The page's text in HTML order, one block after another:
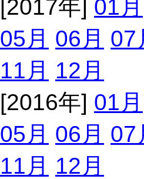
[2017年] 01月
05月 06月 07
11月 12月
[2016年] 01月
05月 06月 07
11月 12月